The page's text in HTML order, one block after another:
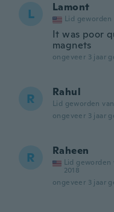
L Lamont
Lid geworden
It was poor
magnets
ongeveer 3 jaar
R Rahul
Lid geworden
ongeveer 3 jaar
R Raheen
Lid geworden
2018
ongeveer 3 jaar